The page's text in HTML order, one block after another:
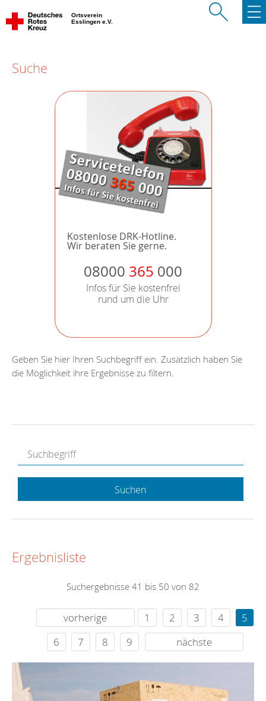
Ortsverein
Esslingen e.V.
Suche
Kostenlose DRK-Hotline.
Wir beraten Sie gerne.
08000 365 000
Infos für Sie kostenfrei
rund um die Uhr
Geben Sie hier Ihren Suchbegriff ein. Zusätzlich haben Sie
die Möglichkeit ihre Ergebnisse zu filtern.
Suchen
Ergebnisliste
Suchergebnisse 41 bis 50 von 82
vorherige 1 2 3 4
5
6
7 8 9 nächste